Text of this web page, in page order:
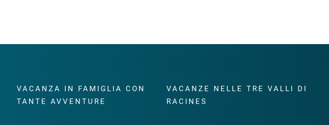
VACANZA IN FAMIGLIA CON
TANTE AVVENTURE
VACANZE NELLE TRE VALLI DI
RACINES